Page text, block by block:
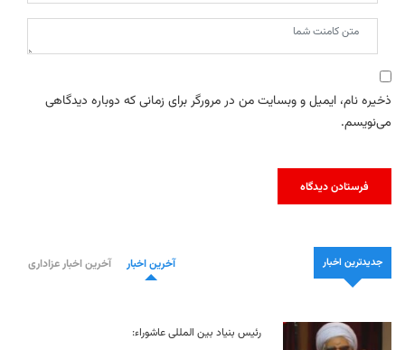
ذخیره نام، ایمیل و وبسایت من در مرورگر برای زمانی که دوباره دیدگاهی
می‌نویسم.
جدیدترین اخبار آخرین اخبار آخرین اخبار عزاداری
رئیس بنیاد بین المللی عاشوراء: